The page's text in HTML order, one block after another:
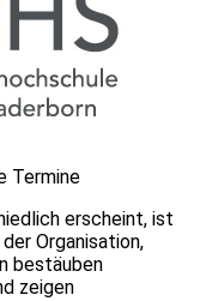
Termine
erscheint, ist
Organisation,
bestäuben
zeigen